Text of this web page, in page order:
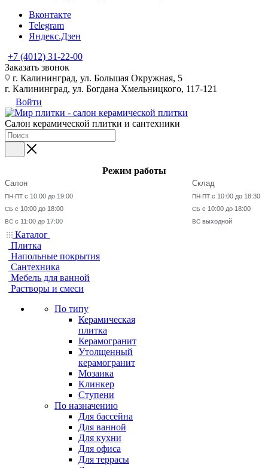
Вконтакте
Telegram
Яндекс.Дзен
+7 (4012) 31-22-00
Заказать звонок
г. Калининград, ул. Большая Окружная, 5
г. Калининград, ул. Богдана Хмельницкого, 117-121
Войти
Салон керамической плитки и сантехники
Режим работы
Салон
ПН-ПТ с 10:00 до 19:00
СБ с 10:00 до 18:00
ВС с 11:00 до 17:00
Склад
ПН-ПТ с 10:00 до 18:30
СБ с 10:00 до 18:00
ВС выходной
Каталог
Плитка
Напольные покрытия
Сантехника
Мебель для ванной
Растворы и смеси
По типу
Керамическая
плитка
Керамогранит
Утолщенный
керамогранит
Мозаика
Клинкер
Ступени
По назначению
Для бассейна
Для ванной
Для кухни
Для офиса
Для террасы